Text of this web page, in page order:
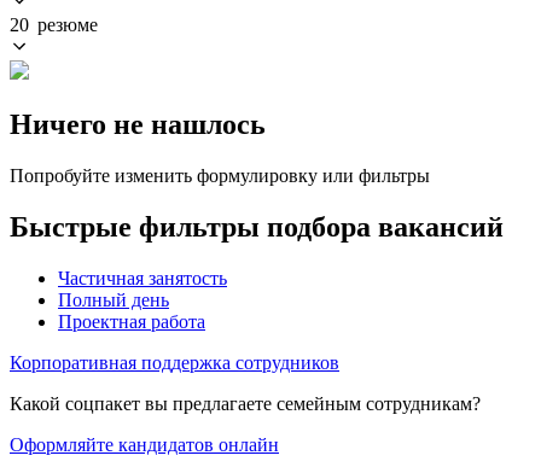
20 резюме
Ничего не нашлось
Попробуйте изменить формулировку или фильтры
Быстрые фильтры подбора вакансий
Частичная занятость
Полный день
Проектная работа
Корпоративная поддержка сотрудников
Какой соцпакет вы предлагаете семейным сотрудникам?
Оформляйте кандидатов онлайн